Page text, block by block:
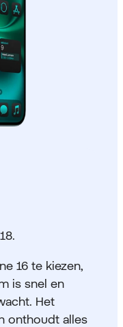
16 te kiezen,
is snel en
Het
onthoudt alles